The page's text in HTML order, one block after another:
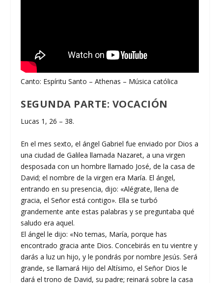
Canto: Espíritu Santo – Athenas – Música católica
SEGUNDA PARTE: VOCACIÓN
Lucas 1, 26 – 38.
En el mes sexto, el ángel Gabriel fue enviado por Dios a
una ciudad de Galilea llamada Nazaret, a una virgen
desposada con un hombre llamado José, de la casa de
David; el nombre de la virgen era María. El ángel,
entrando en su presencia, dijo: «Alégrate, llena de
gracia, el Señor está contigo». Ella se turbó
grandemente ante estas palabras y se preguntaba qué
saludo era aquel.
El ángel le dijo: «No temas, María, porque has
encontrado gracia ante Dios. Concebirás en tu vientre y
darás a luz un hijo, y le pondrás por nombre Jesús. Será
grande, se llamará Hijo del Altísimo, el Señor Dios le
dará el trono de David, su padre; reinará sobre la casa